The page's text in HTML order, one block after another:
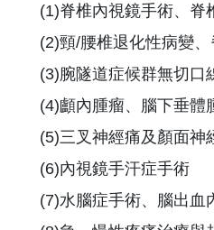
(1)脊椎內視鏡手術、脊
(2)頸/腰椎退化性病變
(3)腕隧道症候群無切口
(4)顱內腫瘤、腦下垂體
(5)三叉神經痛及顏面神
(6)內視鏡手汗症手術
(7)水腦症手術、腦出血